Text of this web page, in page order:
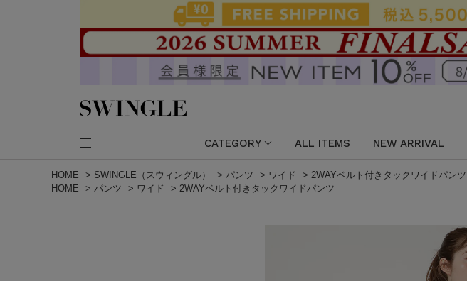
CATEGORY ALL ITEMS NEW ARRIVAL
HOME > SWINGLE（スウィングル） > パンツ > ワイド > 2WAYベルト付きタックワイドパンツ
HOME
> パンツ > ワイド > 2WAYベルト付きタックワイドパンツ